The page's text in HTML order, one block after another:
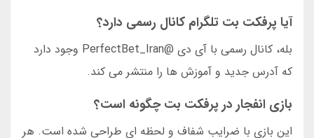
آیا پرفکت بت تلگرام کانال رسمی دارد؟
بله، کانال رسمی با آی دی @PerfectBet_Iran وجود دارد
که آدرس جدید و آموزش ها را منتشر می کند.
بازی انفجار در پرفکت بت چگونه است؟
این بازی با ضرایب شفاف و لحظه ای طراحی شده است. هر